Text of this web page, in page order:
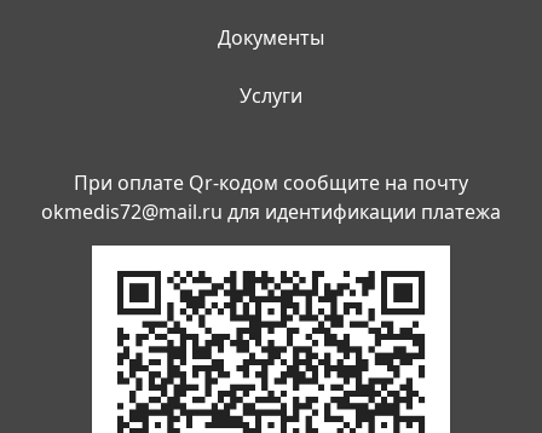
Документы
Услуги
При оплате Qr-кодом сообщите на почту
okmedis72@mail.ru для идентификации платежа